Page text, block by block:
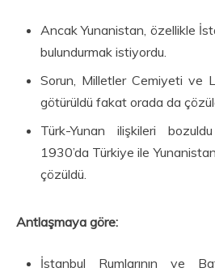
Ancak Yunanistan, özellikle
bulundurmak istiyordu.
Sorun, Milletler Cemiyeti ve
götürüldü fakat orada da
Türk-Yunan ilişkileri
1930’da Türkiye ile
çözüldü.
Antlaşmaya göre:
İstanbul Rumlarının ve